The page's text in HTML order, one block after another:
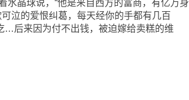
晶球说，“他是来自西方的富商，有亿万身
泣的爱恨纠葛，每天经你的手都有几百
…后来因为付不出钱，被迫嫁给卖糕的维